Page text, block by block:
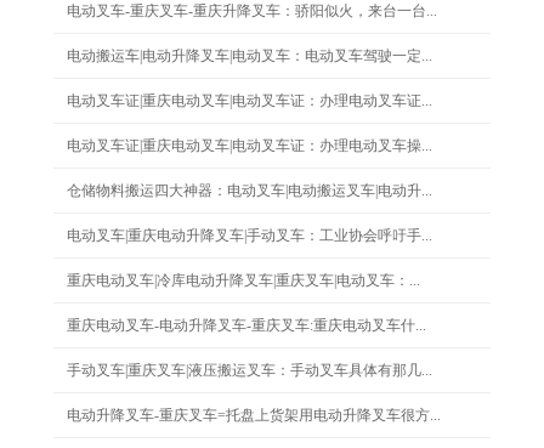
电动叉车-重庆叉车-重庆升降叉车：骄阳似火，来台一台...
电动搬运车|电动升降叉车|电动叉车：电动叉车驾驶一定...
电动叉车证|重庆电动叉车|电动叉车证：办理电动叉车证...
电动叉车证|重庆电动叉车|电动叉车证：办理电动叉车操...
仓储物料搬运四大神器：电动叉车|电动搬运叉车|电动升...
电动叉车|重庆电动升降叉车|手动叉车：工业协会呼吁手...
重庆电动叉车|冷库电动升降叉车|重庆叉车|电动叉车：...
重庆电动叉车-电动升降叉车-重庆叉车:重庆电动叉车什...
手动叉车|重庆叉车|液压搬运叉车：手动叉车具体有那几...
电动升降叉车-重庆叉车=托盘上货架用电动升降叉车很方...